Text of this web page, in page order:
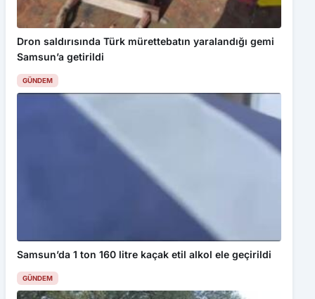
Samsun’a getirildi
GÜNDEM
Samsun’da 1 ton 160 litre kaçak etil alkol ele geçirildi